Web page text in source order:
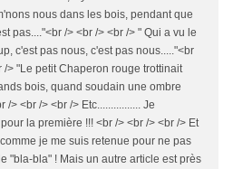
nous dans les bois, pendant que
pas...."<br /> <br /> <br /> " Qui a vu le
c'est pas nous, c'est pas nous....."<br
/> "Le petit Chaperon rouge trottinait
bois, quand soudain une ombre
/> <br /> <br /> Etc................ Je
la première !!! <br /> <br /> <br /> Et
je me suis retenue pour ne pas
"bla-bla" ! Mais un autre article est près